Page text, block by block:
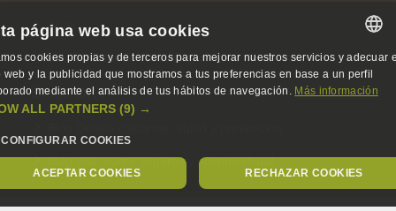
Apps
Innolab DKV de Salud Digital
Blogs DKV
Blog 360: sobre seguros y sostenibilidad
SPANISH
SPANISH
GERMAN
página web usa cookies
cookies propias y de terceros para mejorar nuestros servicios y adecuar
web y la publicidad que mostramos a tus preferencias en base a un perfil
mediante el análisis de tus hábitos de navegación. Más información
ALL PARTNERS (9) →
CONFIGURAR COOKIES
ACEPTAR COOKIES RECHAZAR COOKIES